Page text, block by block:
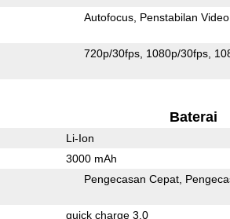
Autofocus Penstabilan
720p/30fps 1080p/30fps
Baterai
Li-Ion
3000 mAh
Pengecasan Cepat
quick charge 3.0